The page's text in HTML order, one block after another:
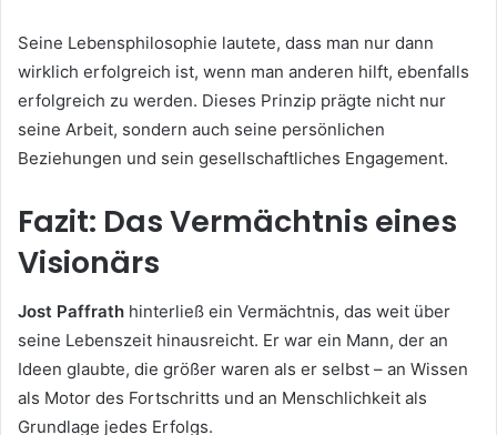
Seine Lebensphilosophie lautete, dass man nur dann
wirklich erfolgreich ist, wenn man anderen hilft, ebenfalls
erfolgreich zu werden. Dieses Prinzip prägte nicht nur
seine Arbeit, sondern auch seine persönlichen
Beziehungen und sein gesellschaftliches Engagement.
Fazit: Das Vermächtnis eines
Visionärs
Jost Paffrath hinterließ ein Vermächtnis, das weit über
seine Lebenszeit hinausreicht. Er war ein Mann, der an
Ideen glaubte, die größer waren als er selbst – an Wissen
als Motor des Fortschritts und an Menschlichkeit als
Grundlage jedes Erfolgs.